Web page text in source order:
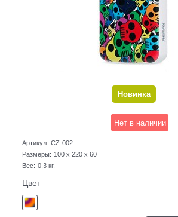
Новинка
Нет в наличии
Артикул: CZ-002
Размеры: 100 x 220 x 60
Вес: 0,3 кг.
Цвет